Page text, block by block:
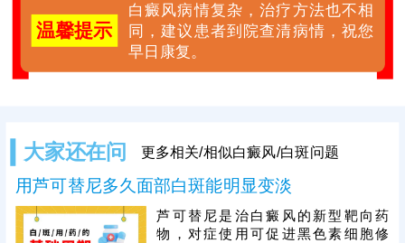
温馨提示
白癜风病情复杂，治疗方法也不相
同，建议患者到院查清病情，祝您
早日康复。
大家还在问 更多相关/相似白癜风/白斑问题
用芦可替尼多久面部白斑能明显变淡
芦可替尼是治白癜风的新型靶向药
物，对症使用可促进黑色素细胞修